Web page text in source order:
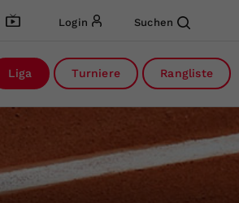
Login Suchen
Liga Turniere Rangliste